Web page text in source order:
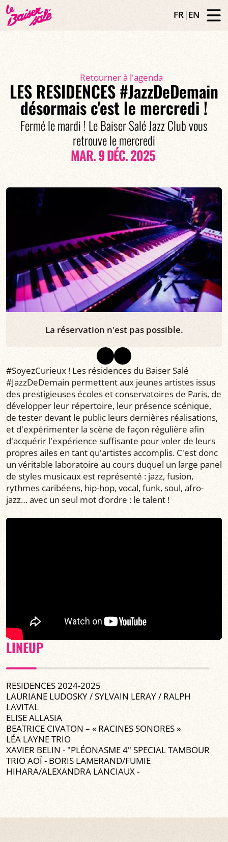
FR|EN
Retourner à l'agenda
LES RESIDENCES #JazzDeDemain
désormais c'est le mercredi !
Fermé le mardi ! Le Baiser Salé Jazz Club vous
retrouve le mercredi
MAR. 9 DÉC. 2025
La réservation n'est pas possible.
#SoyezCurieux ! Les résidences du Baiser Salé
#JazzDeDemain permettent aux jeunes artistes issus
des prestigieuses écoles et conservatoires de Paris, de
développer leur répertoire, leur présence scénique,
de tester devant le public leurs dernières réalisations,
et d'expérimenter la scène de façon régulière afin
d'acquérir l'expérience suffisante pour voler de leurs
propres ailes en tant qu'artistes accomplis. C'est donc
un véritable laboratoire au cours duquel un large panel
de styles musicaux est représenté : jazz, fusion,
rythmes caribéens, hip-hop, vocal, funk, soul, afro-
jazz… avec un seul mot d’ordre : le talent !
LINEUP
RESIDENCES 2024-2025
LAURIANE LUDOSKY / SYLVAIN LERAY / RALPH
LAVITAL
ELISE ALLASIA
BEATRICE CIVATON – « RACINES SONORES »
LÉA LAYNE TRIO
XAVIER BELIN - "PLÉONASME 4" SPECIAL TAMBOUR
TRIO AOÏ - BORIS LAMERAND/FUMIE
HIHARA/ALEXANDRA LANCIAUX -